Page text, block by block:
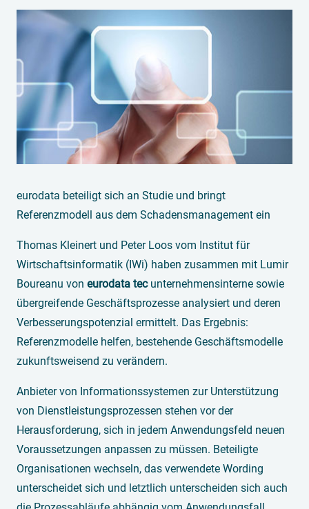
eurodata beteiligt sich an Studie und bringt
Referenzmodell aus dem Schadensmanagement ein
Thomas Kleinert und Peter Loos vom Institut für
Wirtschaftsinformatik (IWi) haben zusammen mit Lumir
Boureanu von eurodata tecunternehmensinterne sowie
übergreifende Geschäftsprozesse analysiert und deren
Verbesserungspotenzial ermittelt. Das Ergebnis:
Referenzmodelle helfen, bestehende Geschäftsmodelle
zukunftsweisend zu verändern.
Anbieter von Informationssystemen zur Unterstützung
von Dienstleistungsprozessen stehen vor der
Herausforderung, sich in jedem Anwendungsfeld neuen
Voraussetzungen anpassen zu müssen. Beteiligte
Organisationen wechseln, das verwendete Wording
unterscheidet sich und letztlich unterscheiden sich auch